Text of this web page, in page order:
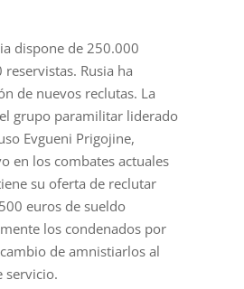
dispone de 250.000
Rusia ha
de nuevos reclutas. La
grupo paramilitar liderado
Evgueni Prigojine,
en los combates actuales
su oferta de reclutar
euros de sueldo
los condenados por
de amnistiarlos al
servicio.